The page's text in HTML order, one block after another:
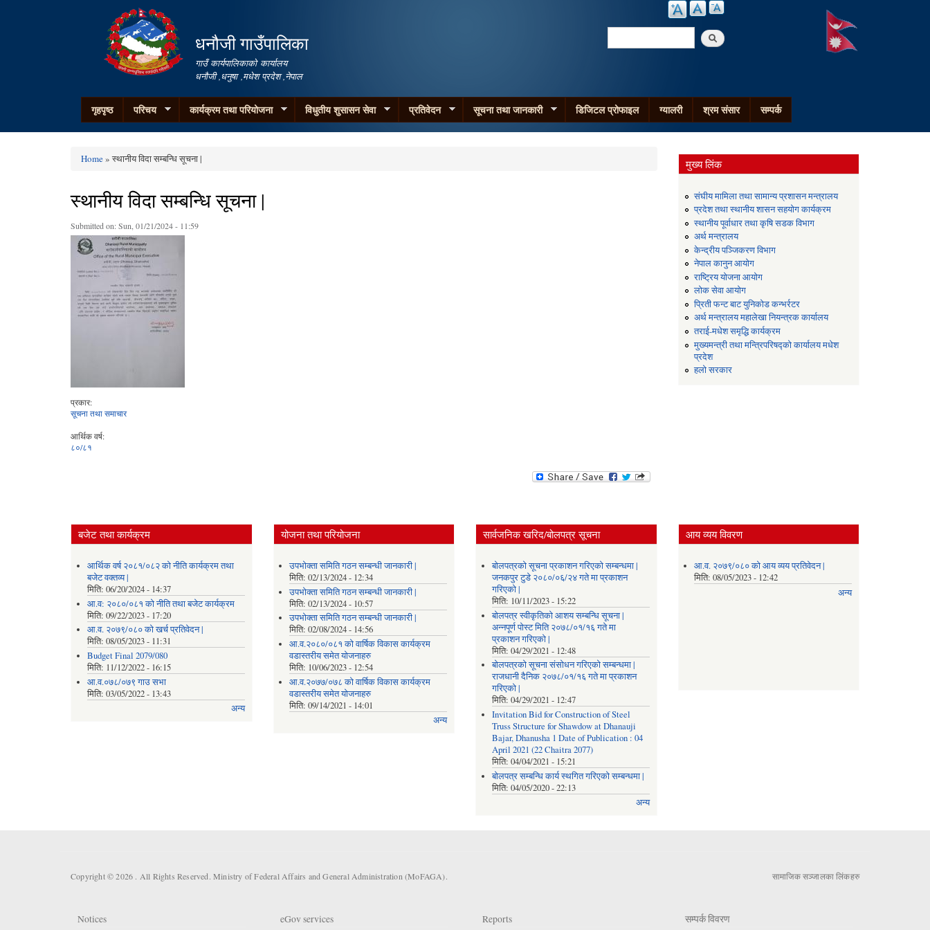
धनौजी गाउँपालिका
गाउँ कार्यपालिकाको कार्यालय
धनौजी ,धनुषा ,मधेश प्रदेश ,नेपाल
Search
गृहपृष्ठ परिचय कार्यक्रम तथा परियोजना विधुतीय शुसासन सेवा प्रतिवेदन सूचना तथा जानकारी डिजिटल प्रोफाइल ग्यालरी श्रम संसार सम्पर्क
Home» स्थानीय विदा सम्बन्धि सूचना |
स्थानीय विदा सम्बन्धि सूचना |
Submitted on:Sun, 01/21/2024 - 11:59
प्रकार:
सूचना तथा समाचार
आर्थिक वर्ष:
८०/८१
मुख्य लिंक
संघीय मामिला तथा सामान्य प्रशासन मन्त्रालय
प्रदेश तथा स्थानीय शासन सहयोग कार्यक्रम
स्थानीय पूर्वाधार तथा कृषि सडक विभाग
अर्थ मन्त्रालय
केन्द्रीय पञ्जिकरण विभाग
नेपाल कानुन आयोग
राष्ट्रिय योजना आयोग
लोक सेवा आयोग
प्रिती फन्ट बाट युनिकोड कन्भर्रटर
अर्थ मन्त्रालय महालेखा नियन्त्रक कार्यालय
तराई-मधेश समृद्धि कार्यक्रम
मुख्यमन्त्री तथा मन्त्रिपरिषद्को कार्यालय मधेश
प्रदेश
हलो सरकार
बजेट तथा कार्यक्रम
आर्थिक वर्ष २०८१/०८२ को नीति कार्यक्रम तथा
बजेट वक्तव्य |
मिति: 06/20/2024 - 14:37
आ.व: २०८०/०८१ को नीति तथा बजेट कार्यक्रम
मिति: 09/22/2023 - 17:20
आ.व. २०७९/०८० को खर्च प्रतिवेदन |
मिति: 08/05/2023 - 11:31
Budget Final 2079/080
मिति: 11/12/2022 - 16:15
आ.व.०७८/०७९ गाउ सभा
मिति: 03/05/2022 - 13:43
अन्य
योजना तथा परियोजना
उपभोक्ता समिति गठन सम्बन्धी जानकारी |
मिति:02/13/2024 - 12:34
उपभोक्ता समिति गठन सम्बन्धी जानकारी |
मिति:02/13/2024 - 10:57
उपभोक्ता समिति गठन सम्बन्धी जानकारी |
मिति:02/08/2024 - 14:56
आ.व.२०८०/०८१ को वार्षिक विकास कार्यक्रम
वडास्तरीय समेत योजनाहरु
मिति: 10/06/2023 - 12:54
आ.व.२०७७/०७८ को वार्षिक विकास कार्यक्रम
वडास्तरीय समेत योजनाहरु
मिति:09/14/2021 - 14:01
अन्य
सार्वजनिक खरिद/बोलपत्र सूचना
बोलपत्रको सूचना प्रकाशन गरिएको सम्बन्धमा |
जनकपुर टुडे २०८०/०६/२४ गते मा प्रकाशन
गरिएको |
मिति: 10/11/2023 - 15:22
बोलपत्र स्वीकृतिको आशय सम्बन्धि सूचना |
अन्नपूर्ण पोस्ट मिति २०७८/०१/१६ गते मा
प्रकाशन गरिएको |
मिति: 04/29/2021 - 12:48
बोलपत्रको सूचना संसोधन गरिएको सम्बन्धमा |
राजधानी दैनिक २०७८/०१/१६ गते मा प्रकाशन
गरिएको |
मिति: 04/29/2021 - 12:47
Invitation Bid for Construction of Steel
Truss Structure for Shawdow at Dhanauji
Bajar, Dhanusha 1 Date of Publication : 04
April 2021 (22 Chaitra 2077)
मिति: 04/04/2021 - 15:21
बोलपत्र सम्बन्धि कार्य स्थगित गरिएको सम्बन्धमा |
मिति: 04/05/2020 - 22:13
अन्य
आय व्यय विवरण
आ.व. २०७९/०८० को आय व्यय प्रतिवेदन |
मिति:08/05/2023 - 12:42
अन्य
Copyright © 2026 . All Rights Reserved. Ministry of Federal Affairs and General Administration (MoFAGA). सामाजिक सञ्जालका लिंकहरु
Notices eGov services Reports सम्पर्क विवरण